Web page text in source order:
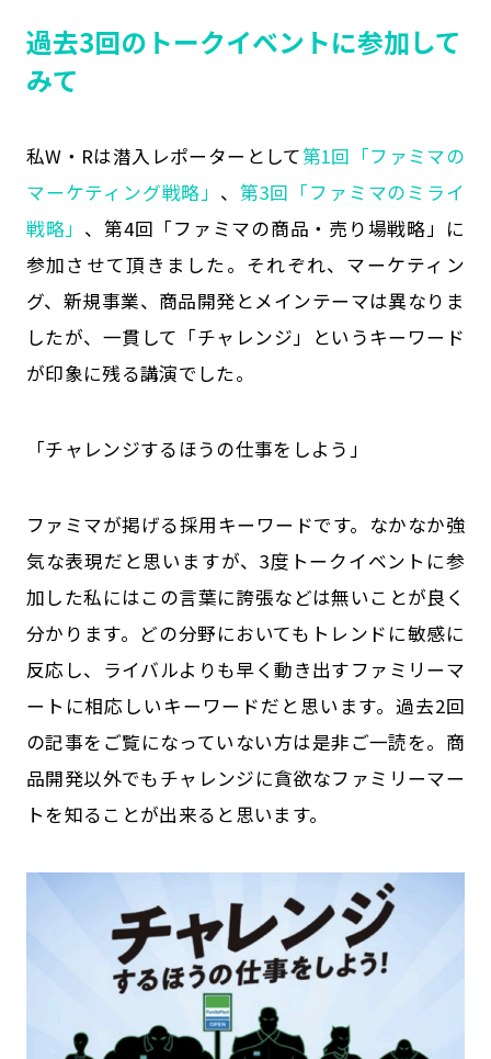
過去3回のトークイベントに参加して
みて
私W・Rは潜入レポーターとして第1回「ファミマの
マーケティング戦略」 、 第3回「ファミマのミライ
戦略」 、第4回「ファミマの商品・売り場戦略」に
参加させて頂きました。それぞれ、マーケティン
グ、新規事業、商品開発とメインテーマは異なりま
したが、一貫して「チャレンジ」というキーワード
が印象に残る講演でした。
「チャレンジするほうの仕事をしよう」
ファミマが掲げる採用キーワードです。なかなか強
気な表現だと思いますが、3度トークイベントに参
加した私にはこの言葉に誇張などは無いことが良く
分かります。どの分野においてもトレンドに敏感に
反応し、ライバルよりも早く動き出すファミリーマ
ートに相応しいキーワードだと思います。過去2回
の記事をご覧になっていない方は是非ご一読を。商
品開発以外でもチャレンジに貪欲なファミリーマー
トを知ることが出来ると思います。